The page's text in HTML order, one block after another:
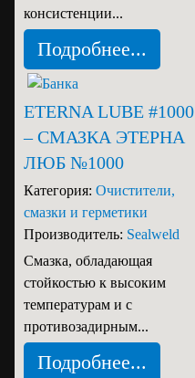
консистенции...
Подробнее...
ETERNA LUBE #1000
– СМАЗКА ЭТЕРНА
ЛЮБ №1000
Категория: Очистители,
смазки и герметики
Производитель: Sealweld
Смазка, обладающая
стойкостью к высоким
температурам и c
противозадирным...
Подробнее...